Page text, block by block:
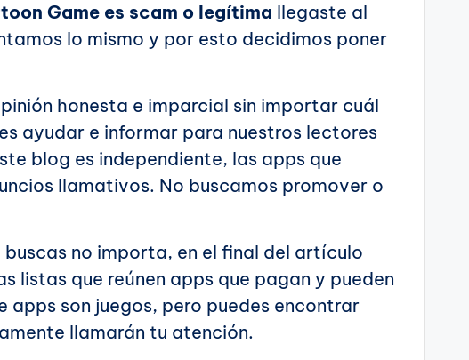
Game es scam o legítima llegaste al
lo mismo y por esto decidimos poner
honesta e imparcial sin importar cuál
ayudar e informar para nuestros lectores
blog es independiente, las apps que
llamativos. No buscamos promover o
buscas no importa, en el final del artículo
listas que reúnen apps que pagan y pueden
son juegos, pero puedes encontrar
llamarán tu atención.